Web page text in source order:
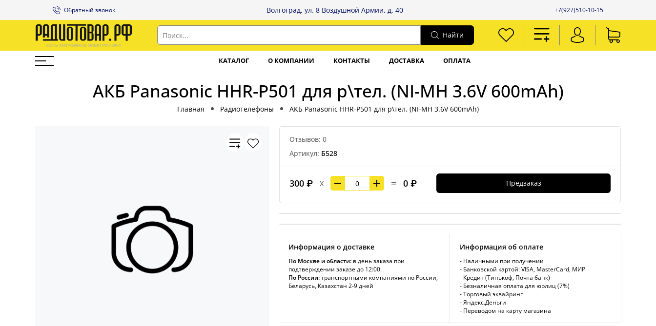
Обратный звонок Волгоград, ул. 8 Воздушной Армии, д. 40 +7(927)510-10-15
Найти
КАТАЛОГ О КОМПАНИИ КОНТАКТЫ ДОСТАВКА ОПЛАТА
АКБ Panasonic HHR-P501 для р\тел. (NI-MH 3.6V 600mAh)
Главная Радиотелефоны АКБ Panasonic HHR-P501 для р\тел. (NI-MH 3.6V 600mAh)
Отзывов: 0
Артикул: Б528
300 ₽ X = 0 ₽ Предзаказ
Информация о доставке
По Москве и области: в день заказа при
подтверждении заказе до 12:00.
По России:транспортными компаниями по России,
Беларусь, Казахстан 2-9 дней
Информация об оплате
- Наличными при получении
- Банковской картой: VISA, MasterCard, МИР
- Кредит (Тинькоф, Почта банк)
- Безналичная оплата для юрлиц (7%)
- Торговый эквайринг
- Яндекс.Деньги
- Переводом на карту магазина